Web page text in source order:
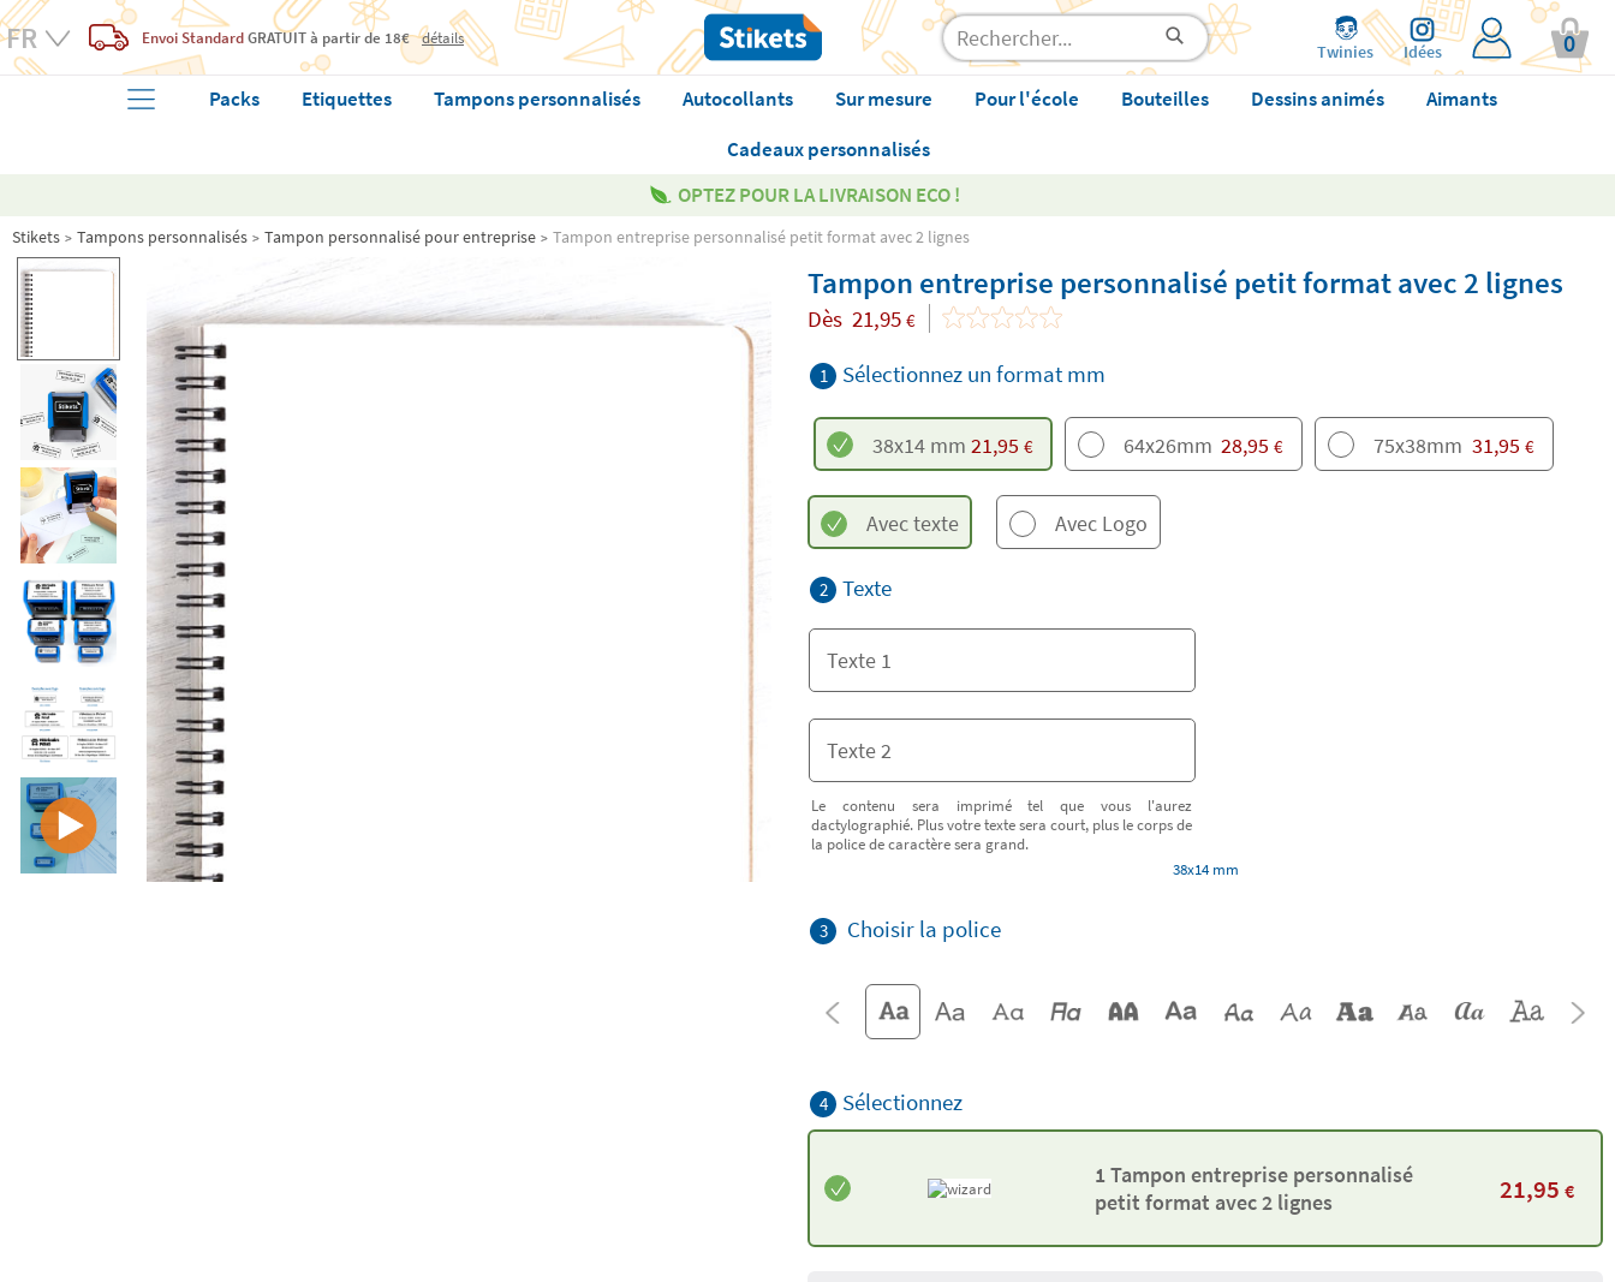
Envoi StandardGRATUITà partir de 18€ détails
Twinies Idées 0
Packs Etiquettes Tampons personnalisés Autocollants Sur mesure Pour l'école Bouteilles Dessins animés
Aimants
Cadeaux personnalisés
OPTEZ POUR LA LIVRAISON ECO !
Stikets Tampons personnalisés Tampon personnalisé pour entreprise Tampon entreprise personnalisé petit format avec 2 lignes
Tampon entreprise personnalisé petit format avec 2 lignes
Dès 21,95 €
1 Sélectionnez un format mm
38x14 mm 21,95 € 64x26mm 28,95 € 75x38mm 31,95 €
Avec texte Avec Logo
2 Texte
Le contenu sera imprimé tel que vous l'aurez
dactylographié. Plus votre texte sera court, plus le corps de
la police de caractère sera grand.
38x14 mm
3 Choisir la police
4 Sélectionnez
1 Tampon entreprise personnalisé
petit format avec 2 lignes
21,95 €